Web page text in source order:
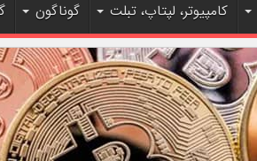
کامپیوتر، لپتاپ، تبلت گوناگون